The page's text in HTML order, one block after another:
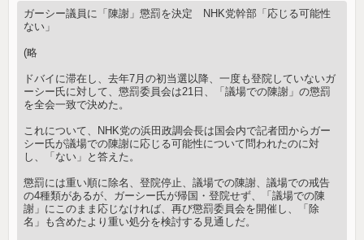
ガーシー議員に「陳謝」懲罰を決定 NHK党幹部「応じる可能性
ない」
(略
ドバイに滞在し、去年7月の初当選以降、一度も登院していないガ
ーシー氏に対して、懲罰委員会は21日、「議場での陳謝」の懲罰
を全会一致で決めた。
これについて、NHK党の浜田政調会長は国会内で記者団からガー
シー氏が議場での陳謝に応じる可能性について問われたのに対
し、「ない」と答えた。
懲罰には重い順に除名、登院停止、議場での陳謝、議場での戒告
の4種類があるが、ガーシー氏が帰国・登院せず、「議場での陳
謝」にこのまま応じなければ、再び懲罰委員会を開催し、「除
名」も含めたより重い処分を検討する見通しだ。